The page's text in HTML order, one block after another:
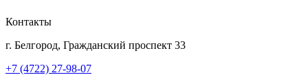
Контакты
г. Белгород, Гражданский проспект 33
+7 (4722) 27-98-07